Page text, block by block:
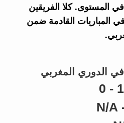
في المستوى. كلا الفريقين
في المباريات القادمة ضمن
.
الدوري المغربي